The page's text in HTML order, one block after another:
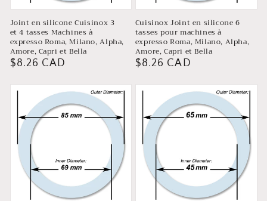
Joint en silicone Cuisinox 3
et 4 tasses Machines à
expresso Roma, Milano, Alpha,
Amore, Capri et Bella
Prix
habituel
$8.26 CAD
Cuisinox Joint en silicone 6
tasses pour machines à
expresso Roma, Milano, Alpha,
Amore, Capri et Bella
Prix
habituel
$8.26 CAD